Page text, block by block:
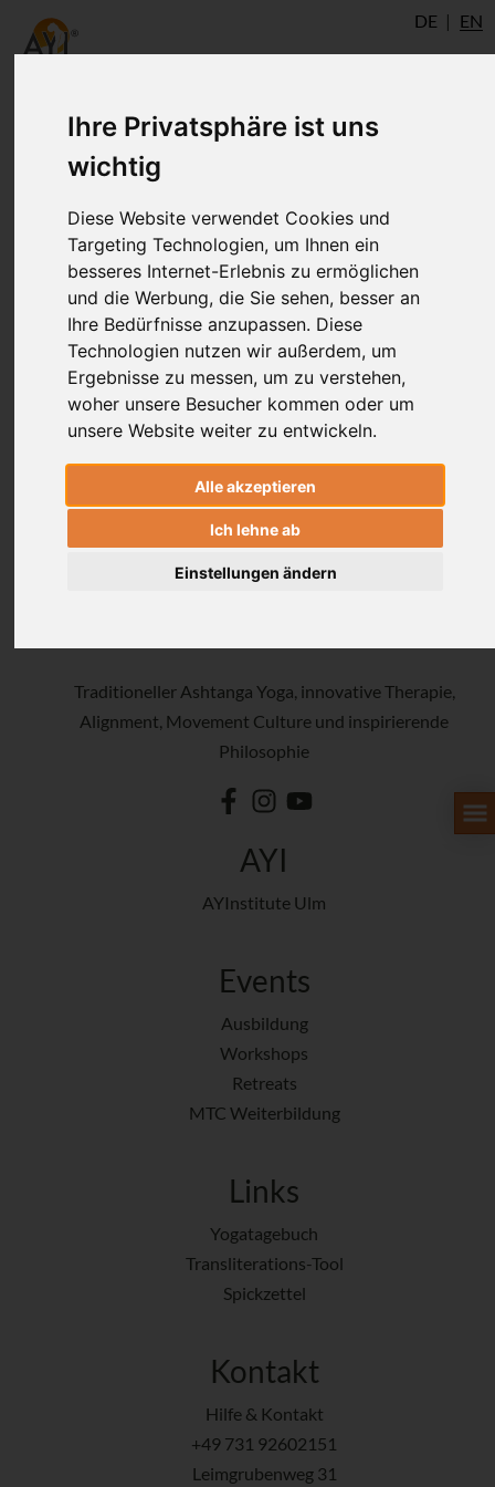
Ihre Privatsphäre ist uns
wichtig
Diese Website verwendet Cookies und
Targeting Technologien, um Ihnen ein
besseres Internet-Erlebnis zu ermöglichen
und die Werbung, die Sie sehen, besser an
Ihre Bedürfnisse anzupassen. Diese
Technologien nutzen wir außerdem, um
Ergebnisse zu messen, um zu verstehen,
woher unsere Besucher kommen oder um
unsere Website weiter zu entwickeln.
Alle akzeptieren
Ich lehne ab
Einstellungen ändern
DE EN
eMTC: Faszien
Mit diesen Aufgaben und Materialien
möchten wir Dir die Möglichkeit geben
die Inhalte des Modular Therapy Course
(MTC) zu vertiefen und in Deine Praxis
und Unterrichten zu integrieren.
Traditioneller Ashtanga Yoga, innovative Therapie,
Alignment, Movement Culture und inspirierende
Philosophie
AYI
AYInstitute Ulm
Events
Ausbildung
Workshops
Retreats
MTC Weiterbildung
Links
Yogatagebuch
Transliterations-Tool
Spickzettel
Kontakt
Hilfe & Kontakt
+49 731 92602151
Leimgrubenweg 31